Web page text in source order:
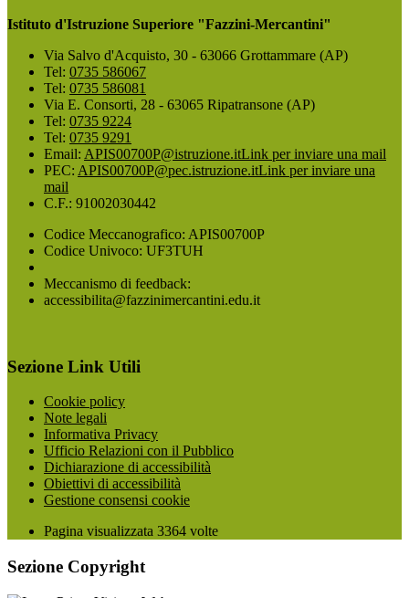
Istituto d'Istruzione Superiore "Fazzini-Mercantini"
Via Salvo d'Acquisto, 30 - 63066 Grottammare (AP)
Tel: 0735 586067
Tel: 0735 586081
Via E. Consorti, 28 - 63065 Ripatransone (AP)
Tel: 0735 9224
Tel: 0735 9291
Email: APIS00700P@istruzione.itLink per inviare una mail
PEC: APIS00700P@pec.istruzione.itLink per inviare una
mail
C.F.: 91002030442
Codice Meccanografico: APIS00700P
Codice Univoco: UF3TUH
Meccanismo di feedback:
accessibilita@fazzinimercantini.edu.it
Sezione Link Utili
Cookie policy
Note legali
Informativa Privacy
Ufficio Relazioni con il Pubblico
Dichiarazione di accessibilità
Obiettivi di accessibilità
Gestione consensi cookie
Pagina visualizzata 3364 volte
Sezione Copyright